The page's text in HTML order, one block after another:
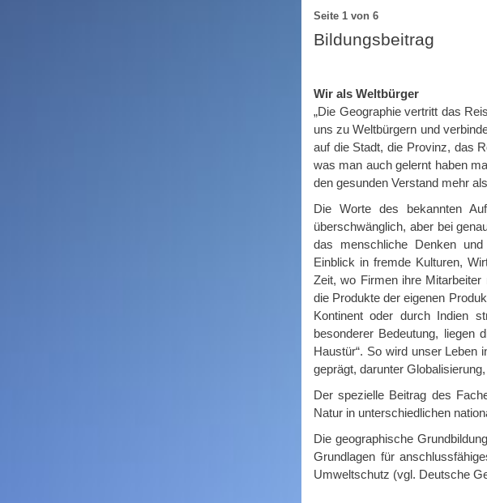
Seite 1 von 6
Bildungsbeitrag
Wir als Weltbürger
„Die Geographie vertritt das
uns zu Weltbürgern und
auf die Stadt, die Provinz, das
was man auch gelernt haben
den gesunden Verstand mehr
Die Worte des bekannten
überschwänglich, aber bei
das menschliche Denken
Einblick in fremde Kulturen,
Zeit, wo Firmen ihre
die Produkte der eigenen
Kontinent oder durch Indien
besonderer Bedeutung, liegen
Haustür“. So wird unser Leben
geprägt, darunter
Der spezielle Beitrag des
Natur in unterschiedlichen
Die geographische
Grundlagen für
Umweltschutz (vgl. Deutsche